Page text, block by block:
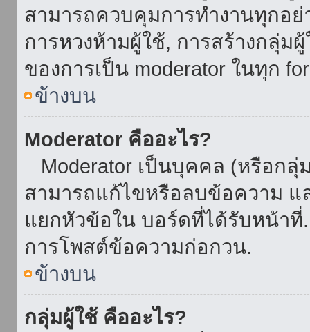
สามารถควบคุมการทำงานทุกอ
การหวงห้ามผู้ใช้, การสร้างกลุ่ม
ของการเป็น moderator ในทุก
ข้างบน
Moderator คืออะไร?
Moderator เป็นบุคคล (หรือก
สามารถแก้ไขหรือลบข้อความ แ
แยกหัวข้อใน บอร์ดที่ได้รับหน้าที่
การโพสต์ข้อความก่อกวน.
ข้างบน
กลุ่มผู้ใช้ คืออะไร?